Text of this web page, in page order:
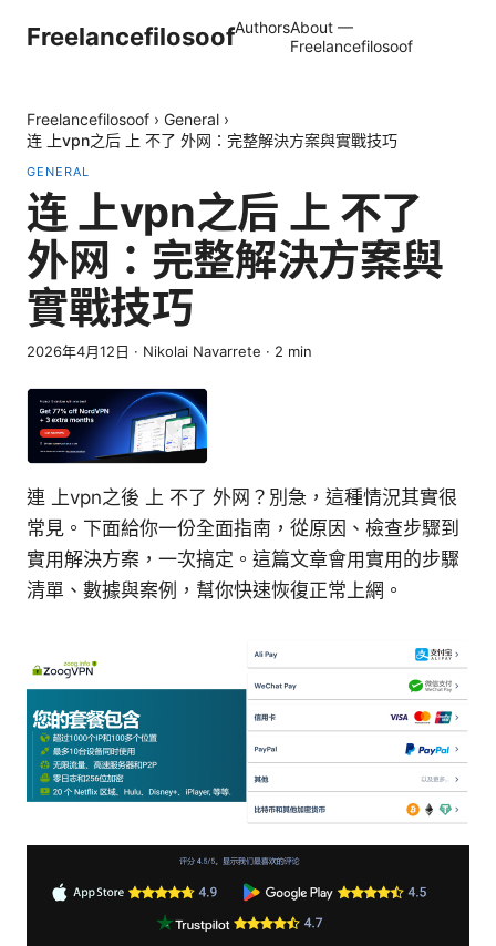
FreelancefilosoofAuthorsAbout —
Freelancefilosoof
Freelancefilosoof › General ›
连 上vpn之后 上 不了 外网：完整解決方案與實戰技巧
GENERAL
连 上vpn之后 上 不了
外网：完整解決方案與
實戰技巧
2026年4月12日 · Nikolai Navarrete · 2 min
連 上vpn之後 上 不了 外网？別急，這種情況其實很
常見。下面給你一份全面指南，從原因、檢查步驟到
實用解決方案，一次搞定。這篇文章會用實用的步驟
清單、數據與案例，幫你快速恢復正常上網。